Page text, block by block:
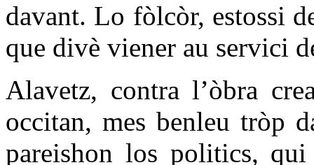
davant. Lo fòlcòr, estossi
que divè viener au servici
Alavetz, contra l’òbra
occitan, mes benleu tròp
pareishon los politics,